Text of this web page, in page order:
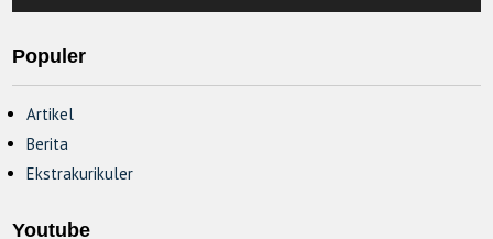
Populer
Artikel
Berita
Ekstrakurikuler
Youtube